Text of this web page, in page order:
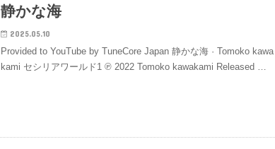
静かな海
2025.05.10
Provided to YouTube by TuneCore Japan 静かな海 · Tomoko kawa
kami セシリアワールド1 ℗ 2022 Tomoko kawakami Released …